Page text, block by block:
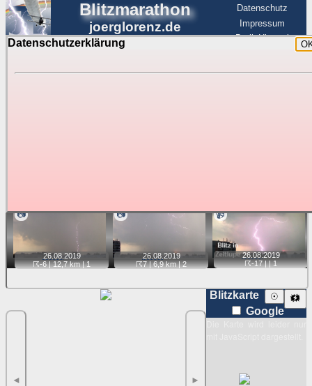
Datenschutzerklärung
Blitzmarathon
joerglorenz.de
Datenschutz
Impressum
BerlinHimmel
Blitzmarathon
Luftfahrt
📷
26.08. 2019
☈-6| 12,7 km |1
📷
26.08. 2019
☈7| 6,9 km |2
📹
26.08.2019
☈-17| |1
◄ ►
Blitzkarte 🗱
☉
Google